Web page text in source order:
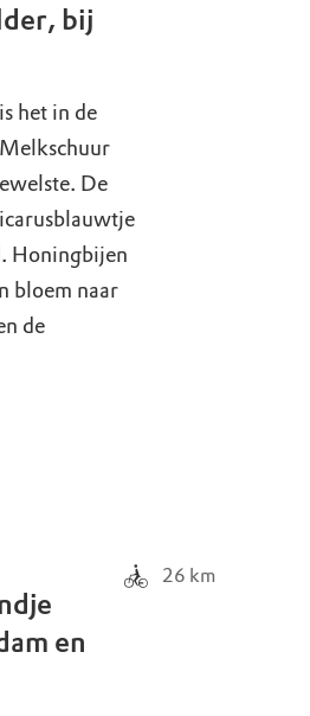
bij
het in de
De
Honingbijen
bloem naar
de
en
26 km